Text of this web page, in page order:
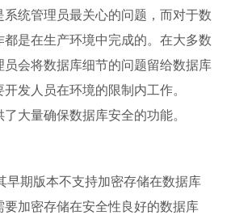
系统管理员最关心的问题，而对于数
是在生产环境中完成的。在大多数
会将数据库细节的问题留给数据库
发人员在环境的限制内工作。
了大量确保数据库安全的功能。
早期版本不支持加密存储在数据库
要加密存储在安全性良好的数据库